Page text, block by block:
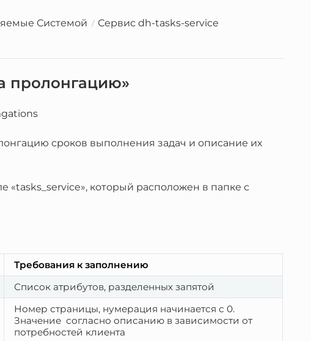
Системой
Сервис dh-tasks-service
пролонгацию»
сроков выполнения задач и описание их
«tasks_service», который расположен в папке с
Требования к заполнению
Список атрибутов, разделенных запятой
Номер страницы, нумерация начинается с 0.
Значение  согласно описанию в зависимости от
потребностей клиента